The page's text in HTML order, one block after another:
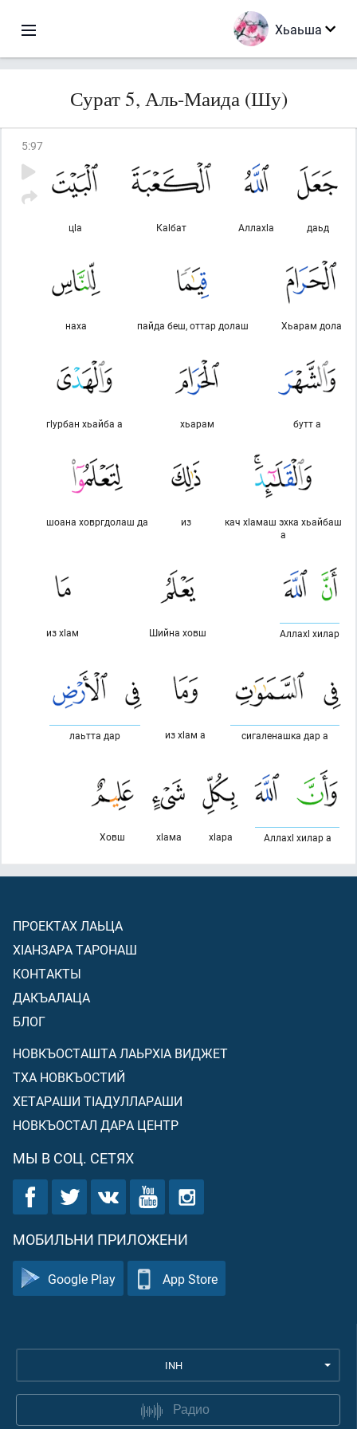
Хьаьша
Сурат 5, Аль-Маида (Шу)
5:97
даьд
Аллахlа
Каlбат
цlа
Хьарам дола
пайда беш, оттар долаш
наха
бутт а
хьарам
гlурбан хьайба а
кач хlамаш эхка хьайбаш
а
из
шоана ховргдолаш да
Аллахl хилар
Шийна ховш
из хlам
сигаленашка дар а
из хlам а
лаьтта дар
Аллахl хилар а
хlара
хlама
Ховш
ПРОЕКТАХ ЛАЬЦА
ХIАНЗАРА ТАРОНАШ
КОНТАКТЫ
ДАКЪАЛАЦА
БЛОГ
НОВКЪОСТАШТА ЛАЬРХIА ВИДЖЕТ
ТХА НОВКЪОСТИЙ
ХЕТАРАШИ ТIАДУЛЛАРАШИ
НОВКЪОСТАЛ ДАРА ЦЕНТР
МЫ В СОЦ. СЕТЯХ
МОБИЛЬНИ ПРИЛОЖЕНИ
Google Play App Store
INH
Радио